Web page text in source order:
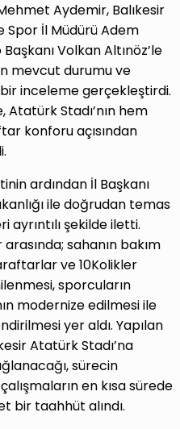
Aydemir, Balıkesir
Spor İl Müdürü Adem
Volkan Altınöz’le
mevcut durumu ve
inceleme gerçekleştirdi.
Stadı’nın hem
konforu açısından
ardından İl Başkanı
ile doğrudan temas
şekilde iletti.
sahanın bakım
ve 10Kolikler
sporcuların
modernize edilmesi ile
yer aldı. Yapılan
Atatürk Stadı’na
sürecin
en kısa sürede
bir taahhüt alındı.